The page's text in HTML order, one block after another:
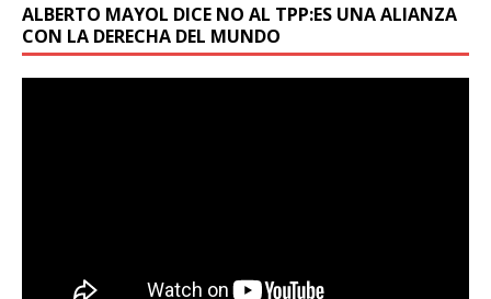
ALBERTO MAYOL DICE NO AL TPP:ES UNA ALIANZA
CON LA DERECHA DEL MUNDO